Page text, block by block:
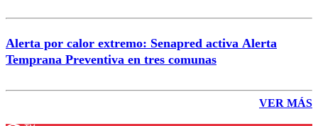
Alerta por calor extremo: Senapred activa Alerta
Temprana Preventiva en tres comunas
VER MÁS